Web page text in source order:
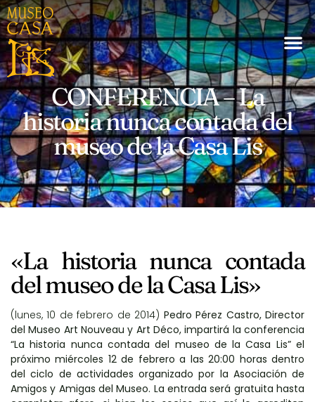
CONFERENCIA – La
historia nunca contada del
museo de la Casa Lis
«La historia nunca contada
del museo de la Casa Lis»
(lunes, 10 de febrero de 2014) Pedro Pérez Castro, Director
del Museo Art Nouveau y Art Déco, impartirá la conferencia
“La historia nunca contada del museo de la Casa Lis” el
próximo miércoles 12 de febrero a las 20:00 horas dentro
del ciclo de actividades organizado por la Asociación de
Amigos y Amigas del Museo. La entrada será gratuita hasta